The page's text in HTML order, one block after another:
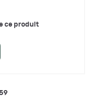
ce produit